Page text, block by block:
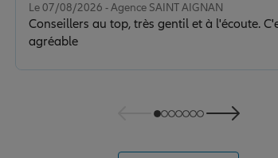
Le 07/08/2026 - Agence SAINT AIGNAN
Conseillers au top, très gentil et à l'écoute.
agréable